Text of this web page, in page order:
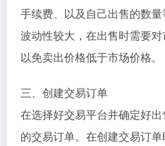
手续费、以及自己出售的数
波动性较大，在出售时需要
以免卖出价格低于市场价格。
三、创建交易订单
在选择好交易平台并确定好
的交易订单。在创建交易订